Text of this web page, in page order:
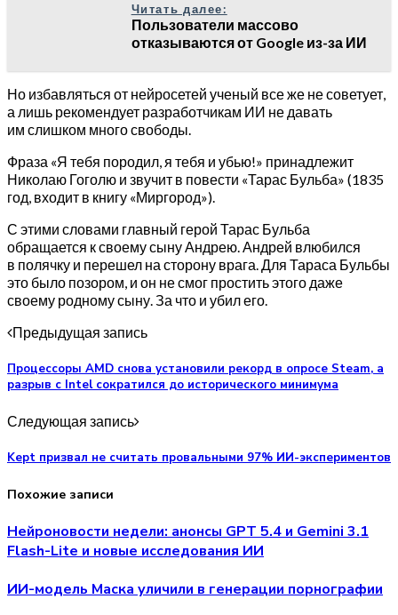
Читать далее:
Пользователи массово
отказываются от Google из-за ИИ
Но избавляться от нейросетей ученый все же не советует,
а лишь рекомендует разработчикам ИИ не давать
им слишком много свободы.
Фраза «Я тебя породил, я тебя и убью!» принадлежит
Николаю Гоголю и звучит в повести «Тарас Бульба» (1835
год, входит в книгу «Миргород»).
С этими словами главный герой Тарас Бульба
обращается к своему сыну Андрею. Андрей влюбился
в полячку и перешел на сторону врага. Для Тараса Бульбы
это было позором, и он не смог простить этого даже
своему родному сыну. За что и убил его.
Предыдущая запись
Процессоры AMD снова установили рекорд в опросе Steam, а
разрыв с Intel сократился до исторического минимума
Следующая запись
Kept призвал не считать провальными 97% ИИ-экспериментов
Похожие записи
Нейроновости недели: анонсы GPT 5.4 и Gemini 3.1
Flash-Lite и новые исследования ИИ
ИИ-модель Маска уличили в генерации порнографии